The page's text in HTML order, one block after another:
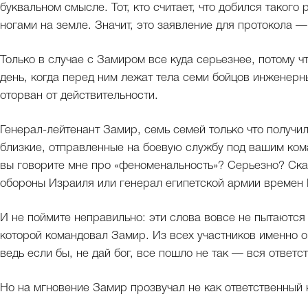
буквальном смысле. Тот, кто считает, что добился такого
ногами на земле. Значит, это заявление для протокола
Только в случае с Замиром все куда серьезнее, потому
день, когда перед ним лежат тела семи бойцов
оторван от действительности.
Генерал-лейтенант Замир, семь семей только что
близкие, отправленные на боевую службу под вашим
вы говорите мне про «феноменальность»? Серьезно?
обороны Израиля или генерал египетской армии
И не поймите неправильно: эти слова вовсе не
которой командовал Замир. Из всех участников именно
ведь если бы, не дай бог, все пошло не так — вся
Но на мгновение Замир прозвучал не как